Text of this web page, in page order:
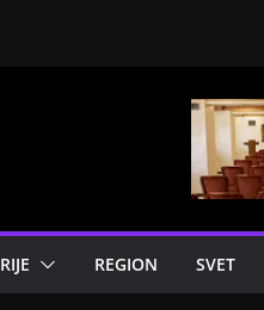
REGION SVET